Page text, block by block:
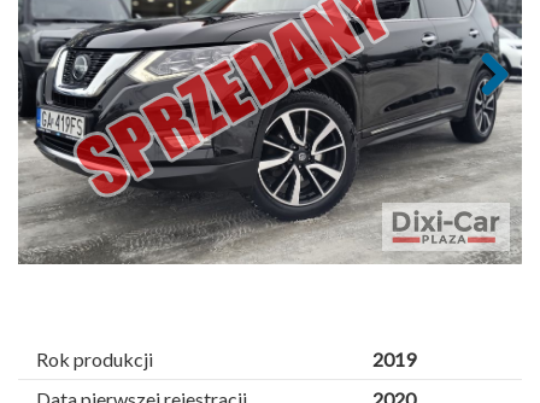
Next
Rok produkcji
2019
Data pierwszej rejestracji
2020